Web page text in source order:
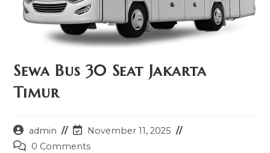
Sewa Bus 30 Seat Jakarta
Timur
Post
author:
admin
Post
last
November 11, 2025
Post0 Comments